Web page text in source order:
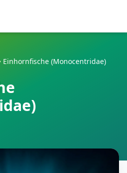
Einhornfische (Monocentridae)